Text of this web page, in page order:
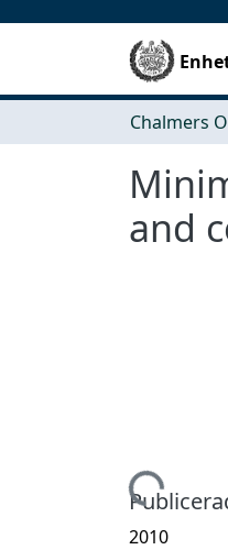
Chalmers
and
Hämtar...
2010